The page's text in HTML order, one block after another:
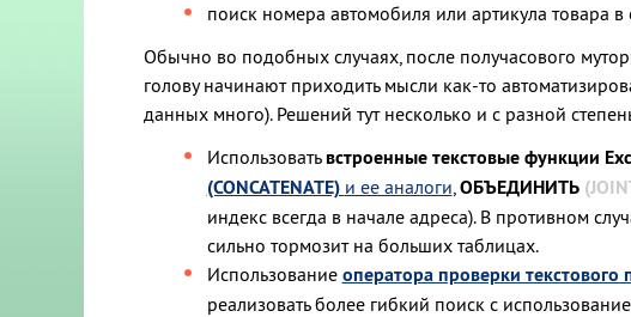
поиск номера автомобиля или артикула товара в
Обычно во подобных случаях, после получасового
голову начинают приходить мысли как-то
данных много). Решений тут несколько и с разной
Использоватьвстроенные текстовые функции
(CONCATENATE) и ее аналоги,ОБЪЕДИНИТЬ
индекс всегда в начале адреса). В противном
сильно тормозит на больших таблицах.
Использование оператора проверки текстового
реализовать более гибкий поиск с